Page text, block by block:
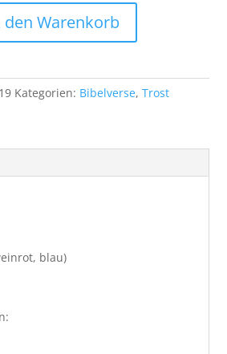
den Warenkorb
Kategorien: Bibelverse,Trost
blau)